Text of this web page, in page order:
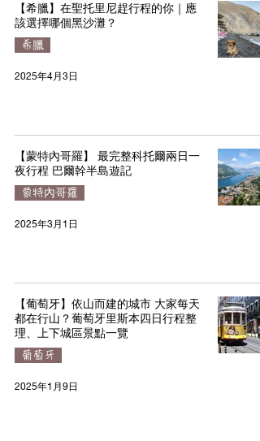
【希臘】在聖托里尼趕行程的你｜應
該選擇哪個黑沙灘？
希臘
2025年4月3日
【蒙特內哥羅】 最完整科托爾兩日一
夜行程 巴爾幹半島遊記
蒙特內哥羅
2025年3月1日
【葡萄牙】依山而建的城市 大家每天
都在行山？葡萄牙里斯本四日行程整
理、上下城區景點一覽
葡萄牙
2025年1月9日